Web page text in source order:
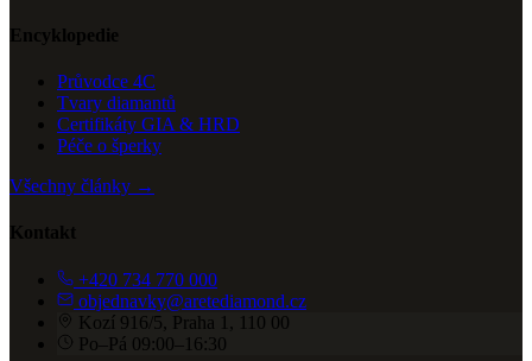
Encyklopedie
Průvodce 4C
Tvary diamantů
Certifikáty GIA & HRD
Péče o šperky
Všechny články →
Kontakt
+420 734 770 000
objednavky@aretediamond.cz
Kozí 916/5, Praha 1, 110 00
Po–Pá 09:00–16:30